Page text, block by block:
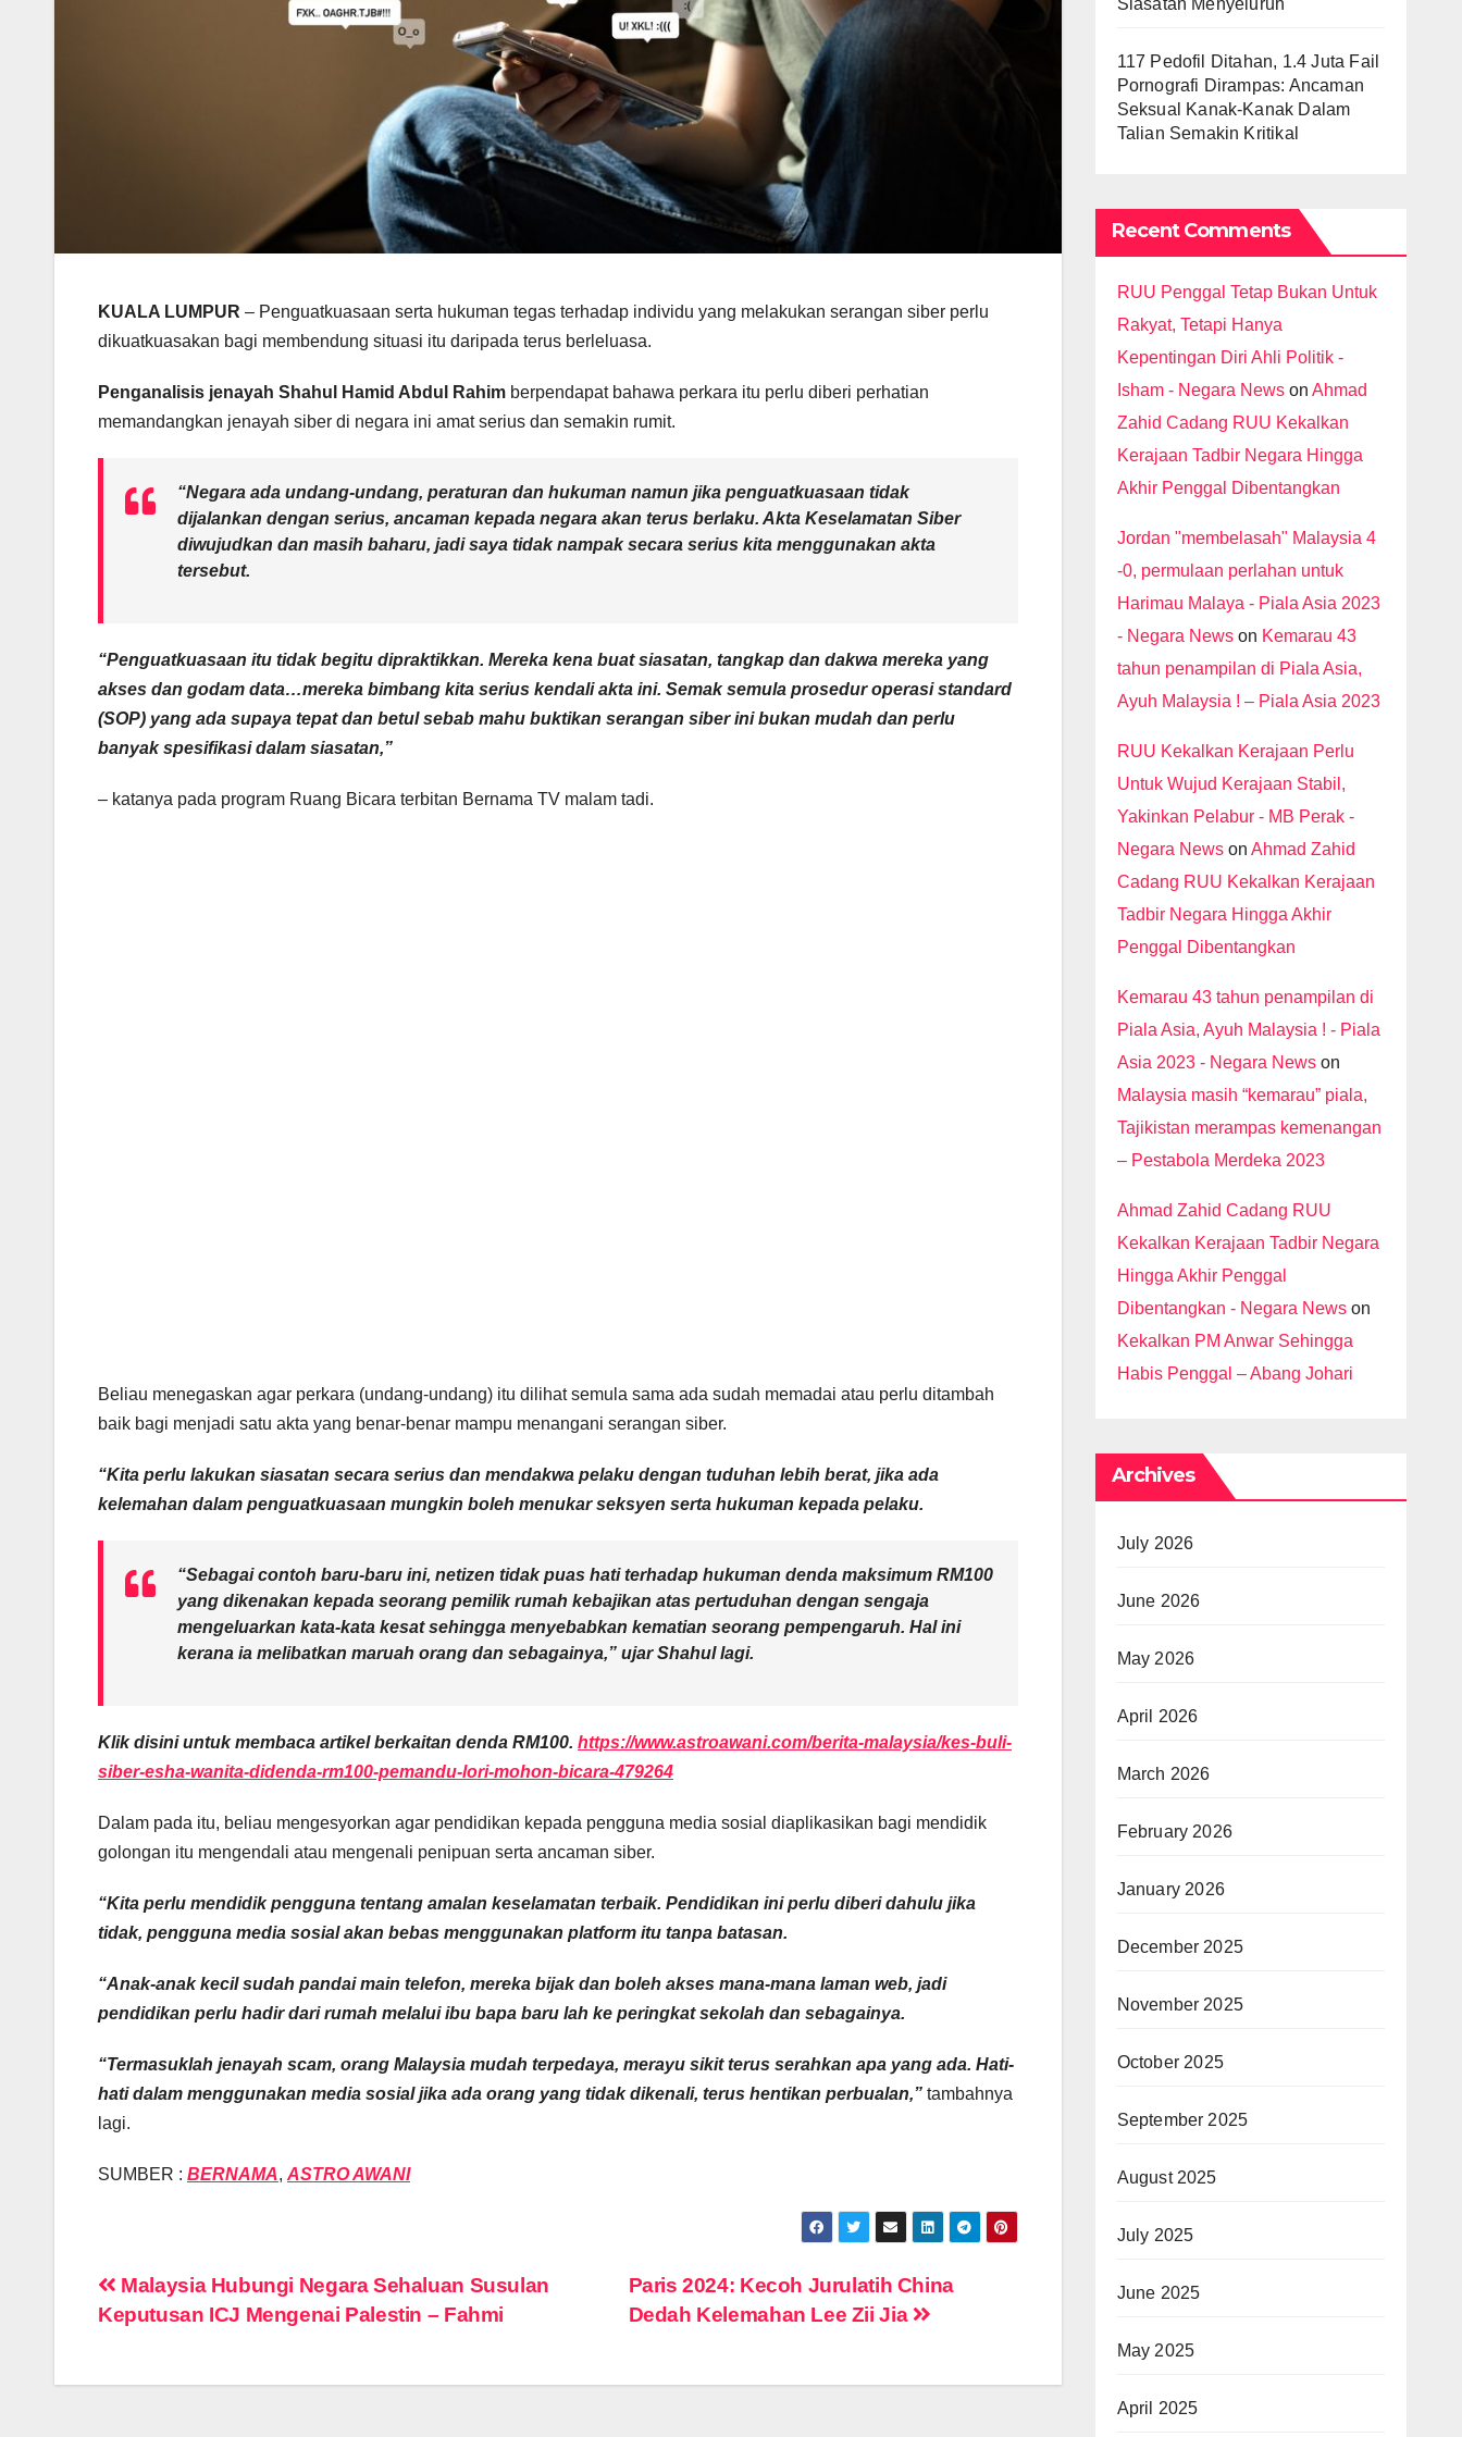
KUALA LUMPUR – Penguatkuasaan serta hukuman tegas terhadap individu yang melakukan serangan siber perlu
dikuatkuasakan bagi membendung situasi itu daripada terus berleluasa.
Penganalisis jenayah Shahul Hamid Abdul Rahim berpendapat bahawa perkara itu perlu diberi perhatian
memandangkan jenayah siber di negara ini amat serius dan semakin rumit.
“Negara ada undang-undang, peraturan dan hukuman namun jika penguatkuasaan tidak
dijalankan dengan serius, ancaman kepada negara akan terus berlaku. Akta Keselamatan Siber
diwujudkan dan masih baharu, jadi saya tidak nampak secara serius kita menggunakan akta
tersebut.
“Penguatkuasaan itu tidak begitu dipraktikkan. Mereka kena buat siasatan, tangkap dan dakwa mereka yang
akses dan godam data…mereka bimbang kita serius kendali akta ini. Semak semula prosedur operasi standard
(SOP) yang ada supaya tepat dan betul sebab mahu buktikan serangan siber ini bukan mudah dan perlu
banyak spesifikasi dalam siasatan,”
– katanya pada program Ruang Bicara terbitan Bernama TV malam tadi.
Beliau menegaskan agar perkara (undang-undang) itu dilihat semula sama ada sudah memadai atau perlu ditambah
baik bagi menjadi satu akta yang benar-benar mampu menangani serangan siber.
“Kita perlu lakukan siasatan secara serius dan mendakwa pelaku dengan tuduhan lebih berat, jika ada
kelemahan dalam penguatkuasaan mungkin boleh menukar seksyen serta hukuman kepada pelaku.
“Sebagai contoh baru-baru ini, netizen tidak puas hati terhadap hukuman denda maksimum RM100
yang dikenakan kepada seorang pemilik rumah kebajikan atas pertuduhan dengan sengaja
mengeluarkan kata-kata kesat sehingga menyebabkan kematian seorang pempengaruh. Hal ini
kerana ia melibatkan maruah orang dan sebagainya,” ujar Shahul lagi.
Klik disini untuk membaca artikel berkaitan denda RM100. https://www.astroawani.com/berita-malaysia/kes-buli-
siber-esha-wanita-didenda-rm100-pemandu-lori-mohon-bicara-479264
Dalam pada itu, beliau mengesyorkan agar pendidikan kepada pengguna media sosial diaplikasikan bagi mendidik
golongan itu mengendali atau mengenali penipuan serta ancaman siber.
“Kita perlu mendidik pengguna tentang amalan keselamatan terbaik. Pendidikan ini perlu diberi dahulu jika
tidak, pengguna media sosial akan bebas menggunakan platform itu tanpa batasan.
“Anak-anak kecil sudah pandai main telefon, mereka bijak dan boleh akses mana-mana laman web, jadi
pendidikan perlu hadir dari rumah melalui ibu bapa baru lah ke peringkat sekolah dan sebagainya.
“Termasuklah jenayah scam, orang Malaysia mudah terpedaya, merayu sikit terus serahkan apa yang ada. Hati-
hati dalam menggunakan media sosial jika ada orang yang tidak dikenali, terus hentikan perbualan,” tambahnya
lagi.
SUMBER : BERNAMA, ASTRO AWANI
Post
navigation
Paris 2024: Kecoh Jurulatih China
Dedah Kelemahan Lee Zii Jia
Malaysia Hubungi Negara Sehaluan Susulan
Keputusan ICJ Mengenai Palestin – Fahmi
117 Pedofil Ditahan, 1.4 Juta Fail
Pornografi Dirampas: Ancaman
Seksual Kanak-Kanak Dalam
Talian Semakin Kritikal
Recent Comments
RUU Penggal Tetap Bukan Untuk
Rakyat, Tetapi Hanya
Kepentingan Diri Ahli Politik -
Isham - Negara Newson Ahmad
Zahid Cadang RUU Kekalkan
Kerajaan Tadbir Negara Hingga
Akhir Penggal Dibentangkan
Jordan "membelasah" Malaysia 4
-0, permulaan perlahan untuk
Harimau Malaya - Piala Asia 2023
- Negara Newson Kemarau 43
tahun penampilan di Piala Asia,
Ayuh Malaysia ! – Piala Asia 2023
RUU Kekalkan Kerajaan Perlu
Untuk Wujud Kerajaan Stabil,
Yakinkan Pelabur - MB Perak -
Negara Newson Ahmad Zahid
Cadang RUU Kekalkan Kerajaan
Tadbir Negara Hingga Akhir
Penggal Dibentangkan
Kemarau 43 tahun penampilan di
Piala Asia, Ayuh Malaysia ! - Piala
Asia 2023 - Negara Newson
Malaysia masih “kemarau” piala,
Tajikistan merampas kemenangan
– Pestabola Merdeka 2023
Ahmad Zahid Cadang RUU
Kekalkan Kerajaan Tadbir Negara
Hingga Akhir Penggal
Dibentangkan - Negara Newson
Kekalkan PM Anwar Sehingga
Habis Penggal – Abang Johari
Archives
July 2026
June 2026
May 2026
April 2026
March 2026
February 2026
January 2026
December 2025
November 2025
October 2025
September 2025
August 2025
July 2025
June 2025
May 2025
April 2025